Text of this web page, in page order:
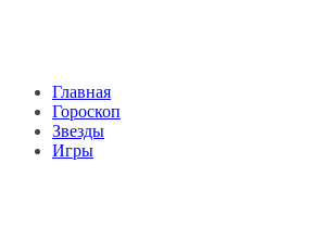
Главная
Гороскоп
Звезды
Игры